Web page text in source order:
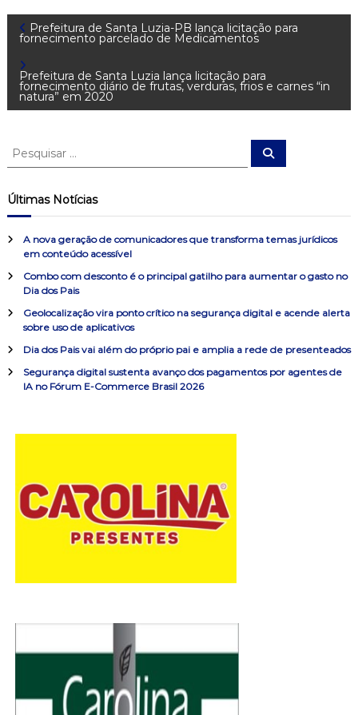
N
v
g
a
ç
ã
o
d
P
Prefeitura de Santa Luzia-PB lança licitação para
fornecimento parcelado de Medicamentos
Prefeitura de Santa Luzia lança licitação para
fornecimento diário de frutas, verduras, frios e carnes “in
natura” em 2020
P
q
u
s
r
o
:
P
s
r
Últimas Notícias
A nova geração de comunicadores que transforma temas jurídicos
em conteúdo acessível
Combo com desconto é o principal gatilho para aumentar o gasto no
Dia dos Pais
Geolocalização vira ponto crítico na segurança digital e acende alerta
sobre uso de aplicativos
Dia dos Pais vai além do próprio pai e amplia a rede de presenteados
Segurança digital sustenta avanço dos pagamentos por agentes de
IA no Fórum E-Commerce Brasil 2026